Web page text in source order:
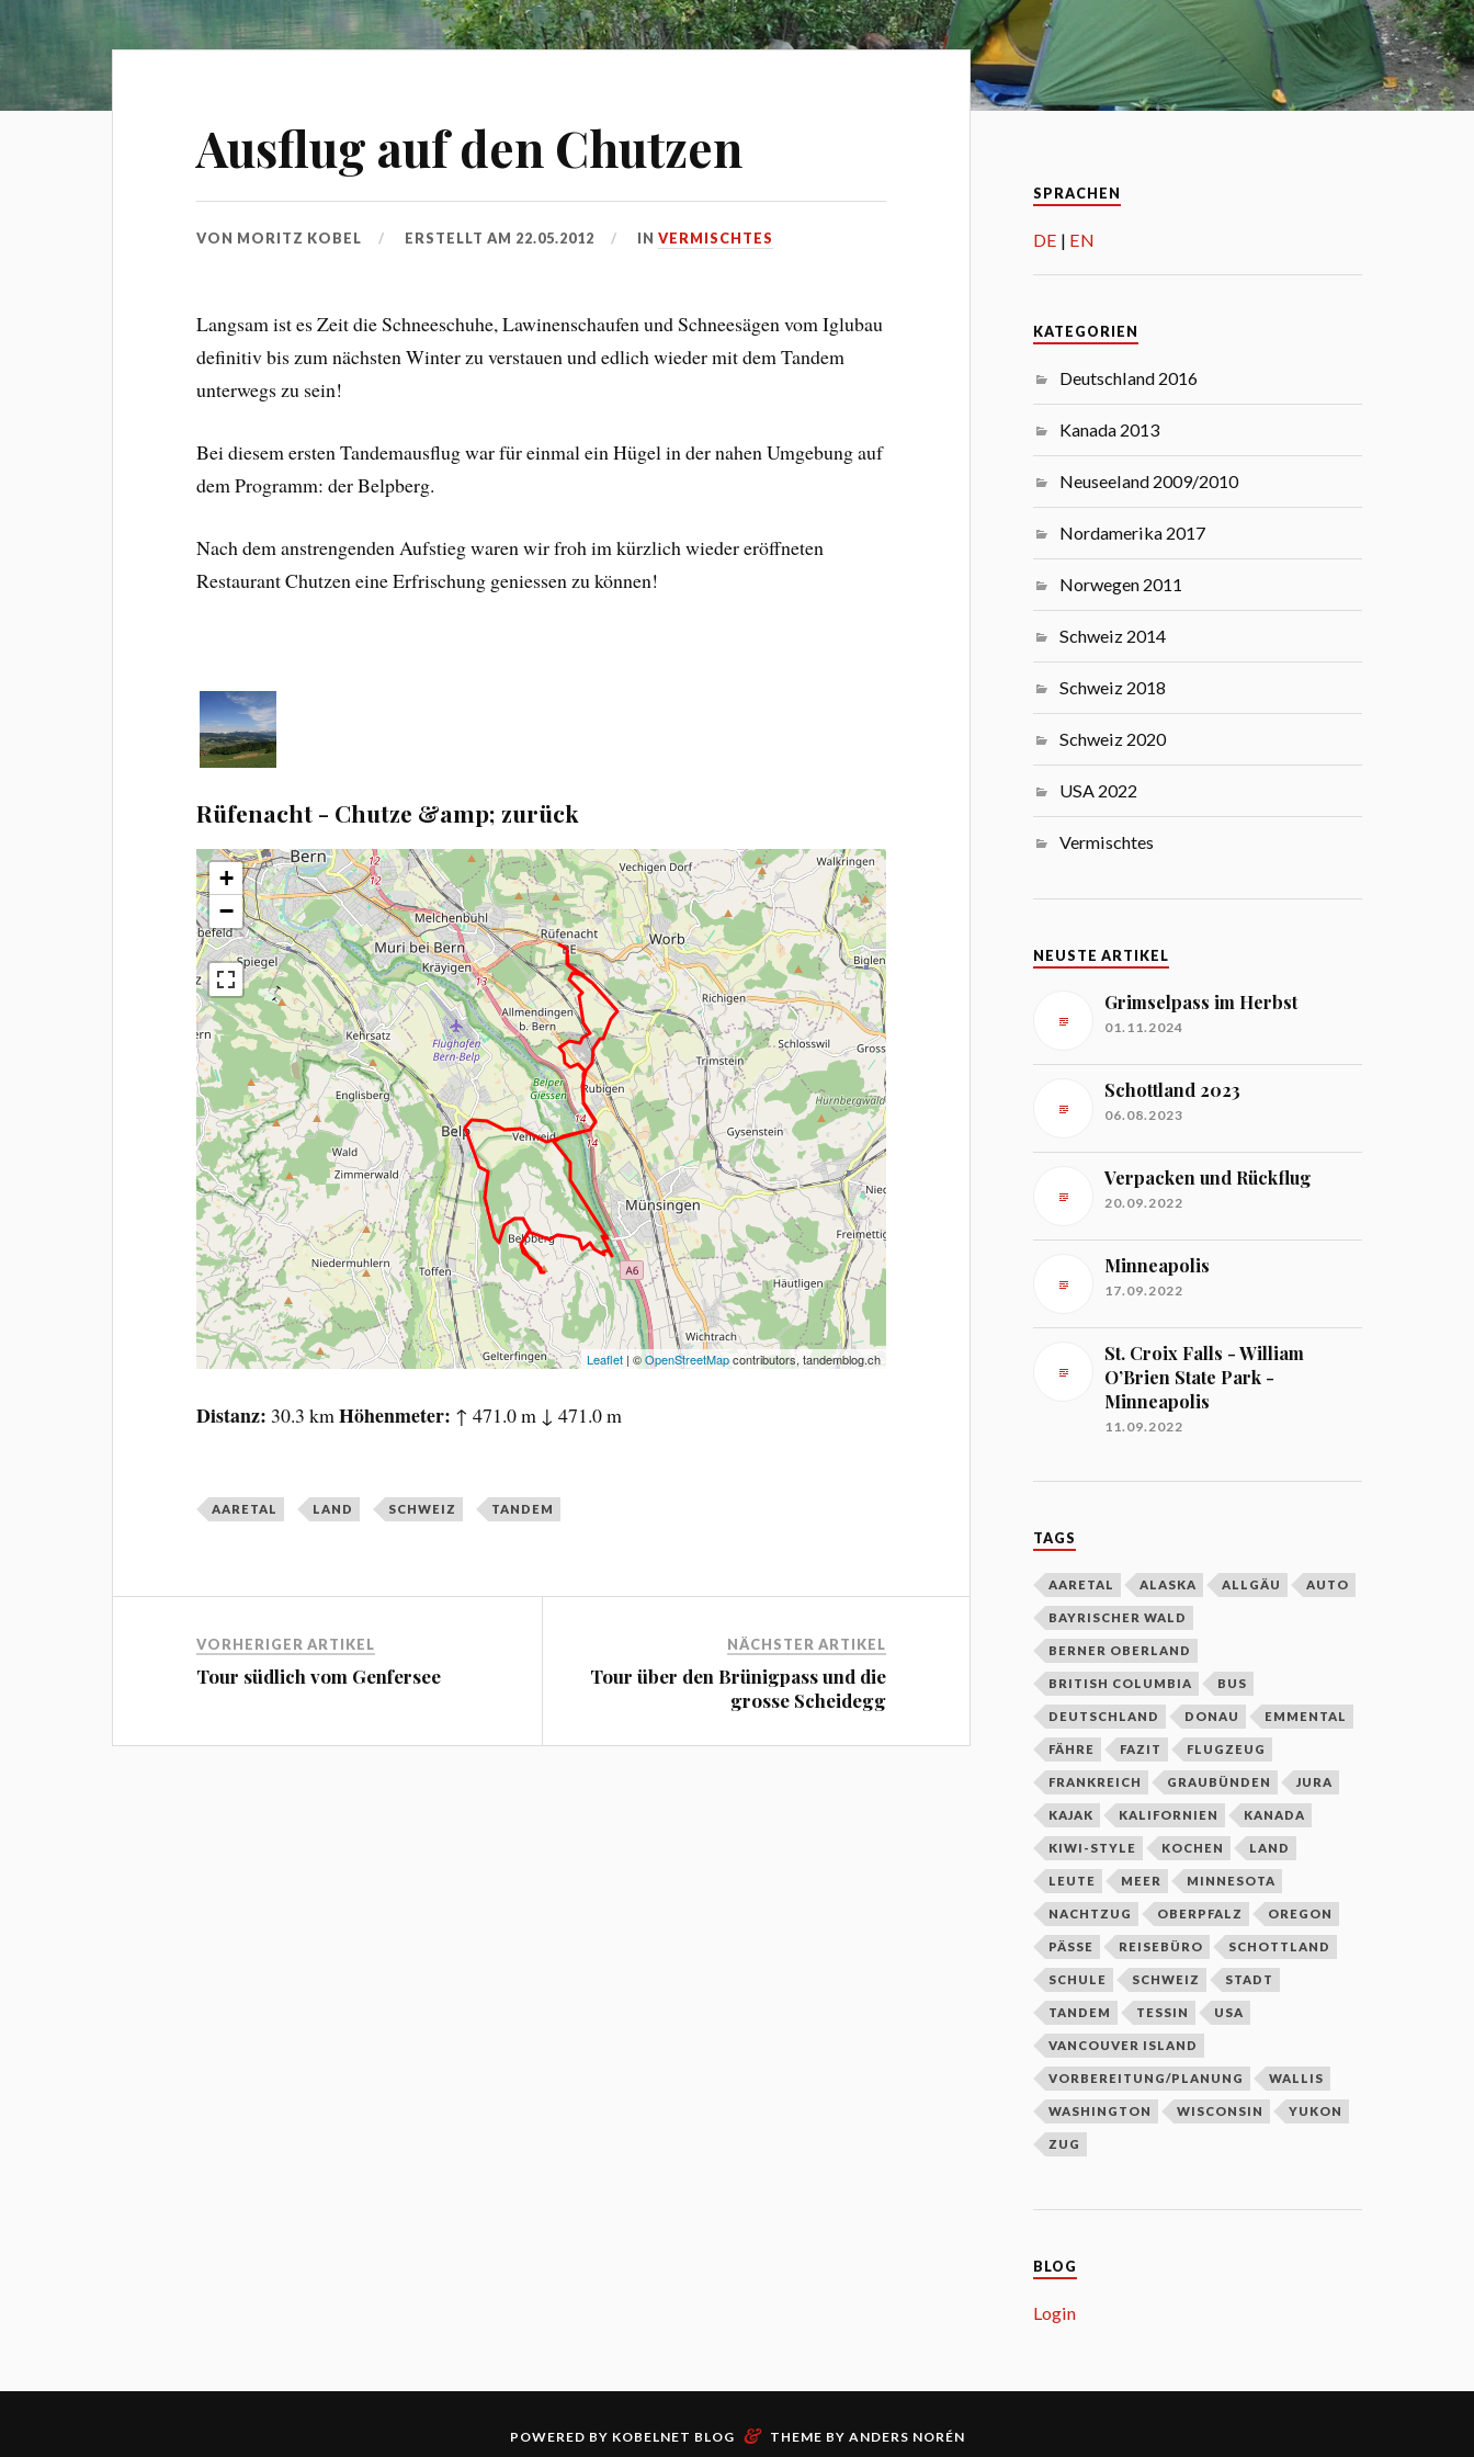
Ausflug auf den Chutzen
VON MORITZ KOBEL ERSTELLT AM 22.05.2012 IN VERMISCHTES
Langsam ist es Zeit die Schneeschuhe, Lawinenschaufen und Schneesägen vom Iglubau
definitiv bis zum nächsten Winter zu verstauen und edlich wieder mit dem Tandem
unterwegs zu sein!
Bei diesem ersten Tandemausflug war für einmal ein Hügel in der nahen Umgebung auf
dem Programm: der Belpberg.
Nach dem anstrengenden Aufstieg waren wir froh im kürzlich wieder eröffneten
Restaurant Chutzen eine Erfrischung geniessen zu können!
Rüfenacht - Chutze &amp; zurück
+
−
Leaflet | ©OpenStreetMapcontributors, tandemblog.ch
Distanz 30.3 kmHöhenmeter ↑ 471.0 m ↓ 471.0 m
AARETAL LAND SCHWEIZ TANDEM
VORHERIGER ARTIKEL
Tour südlich vom Genfersee
NÄCHSTER ARTIKEL
Tour über den Brünigpass und die
grosse Scheidegg
SPRACHEN
DE EN
KATEGORIEN
Deutschland 2016
Kanada 2013
Neuseeland 2009/2010
Nordamerika 2017
Norwegen 2011
Schweiz 2014
Schweiz 2018
Schweiz 2020
USA 2022
Vermischtes
NEUSTE ARTIKEL
Grimselpass im Herbst
01.11.2024
Schottland 2023
06.08.2023
Verpacken und Rückflug
20.09.2022
Minneapolis
17.09.2022
St. Croix Falls - William
O’Brien State Park -
Minneapolis
11.09.2022
TAGS
AARETAL ALASKA ALLGÄU AUTO
BAYRISCHER WALD
BERNER OBERLAND
BRITISH COLUMBIA BUS
DEUTSCHLAND DONAU EMMENTAL
FÄHRE FAZIT FLUGZEUG
FRANKREICH GRAUBÜNDEN JURA
KAJAK KALIFORNIEN KANADA
KIWI-STYLE KOCHEN LAND
LEUTE MEER MINNESOTA
NACHTZUG OBERPFALZ OREGON
PÄSSE REISEBÜRO SCHOTTLAND
SCHULE SCHWEIZ STADT
TANDEM TESSIN USA
VANCOUVER ISLAND
VORBEREITUNG/PLANUNG WALLIS
WASHINGTON WISCONSIN YUKON
ZUG
BLOG
Login
POWERED BY KOBELNET BLOG & THEME BY ANDERS NORÉN